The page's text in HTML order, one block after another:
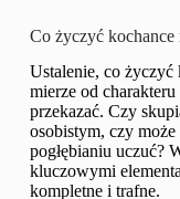
Co życzyć
Ustalenie, co życzyć
mierze od
przekazać. Czy
osobistym, czy może
pogłębianiu uczuć?
kluczowymi
kompletne i trafne.